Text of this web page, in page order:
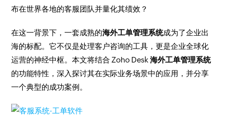
布在世界各地的客服团队并量化其绩效？
在这一背景下，一套成熟的海外工单管理系统成为了企业出
海的标配。它不仅是处理客户咨询的工具，更是企业全球化
运营的神经中枢。本文将结合 Zoho Desk海外工单管理系统
的功能特性，深入探讨其在实际业务场景中的应用，并分享
一个典型的成功案例。